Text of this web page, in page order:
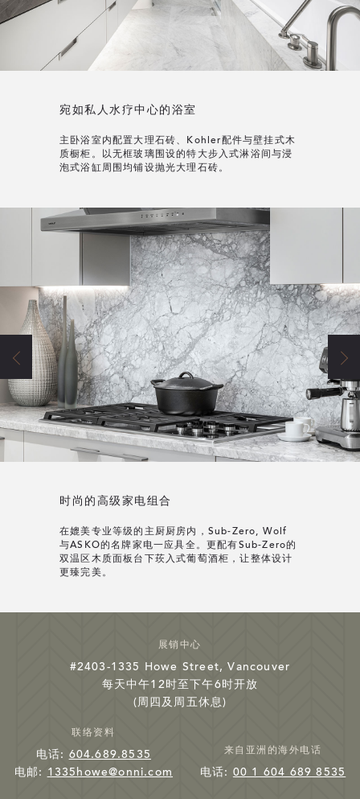
宛如私人水疗中心的浴室
主卧浴室内配置大理石砖、Kohler配件与壁挂式木
质橱柜。以无框玻璃围设的特大步入式淋浴间与浸
泡式浴缸周围均铺设抛光大理石砖。
时尚的高级家电组合
在媲美专业等级的主厨厨房内，Sub-Zero, Wolf
与ASKO的名牌家电一应具全。更配有Sub-Zero的
双温区木质面板台下莰入式葡萄酒柜，让整体设计
更臻完美。
展销中心
#2403-1335 Howe Street, Vancouver
每天中午12时至下午6时开放
(周四及周五休息)
联络资料
电话: 604.689.8535
电邮:
1335howe@onni.com
来自亚洲的海外电话
电话: 00 1 604 689 8535